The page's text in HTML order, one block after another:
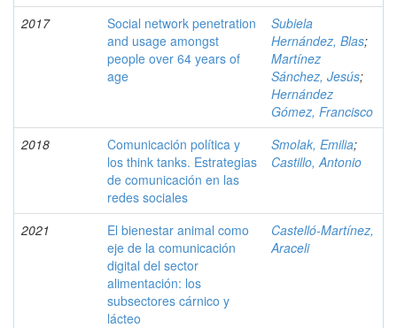
2017
Social network penetration
and usage amongst
people over 64 years of
age
Subiela
Hernández, Blas;
Martínez
Sánchez, Jesús;
Hernández
Gómez, Francisco
2018
Comunicación política y
los think tanks. Estrategias
de comunicación en las
redes sociales
Smolak, Emilia;
Castillo, Antonio
2021
El bienestar animal como
eje de la comunicación
digital del sector
alimentación: los
subsectores cárnico y
lácteo
Castelló-Martínez,
Araceli